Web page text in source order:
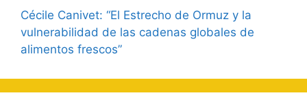
Cécile Canivet: “El Estrecho de Ormuz y la
vulnerabilidad de las cadenas globales de
alimentos frescos”